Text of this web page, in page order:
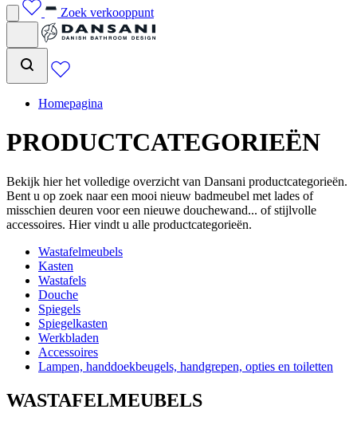
Zoek verkooppunt
Homepagina
PRODUCTCATEGORIEËN
Bekijk hier het volledige overzicht van Dansani productcategorieën.
Bent u op zoek naar een mooi nieuw badmeubel met lades of
misschien deuren voor een nieuwe douchewand... of stijlvolle
accessoires. Hier vindt u alle productcategorieën.
Wastafelmeubels
Kasten
Wastafels
Douche
Spiegels
Spiegelkasten
Werkbladen
Accessoires
Lampen, handdoekbeugels, handgrepen, opties en toiletten
WASTAFELMEUBELS